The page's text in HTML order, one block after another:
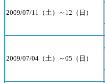
2009/07/11（土）～12（日）
2009/07/04（土）～05（日）